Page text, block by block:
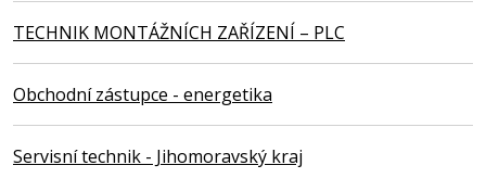
TECHNIK MONTÁŽNÍCH ZAŘÍZENÍ – PLC
Obchodní zástupce - energetika
Servisní technik - Jihomoravský kraj